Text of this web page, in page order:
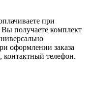
при
получаете комплект
оформлении заказа
контактный телефон.